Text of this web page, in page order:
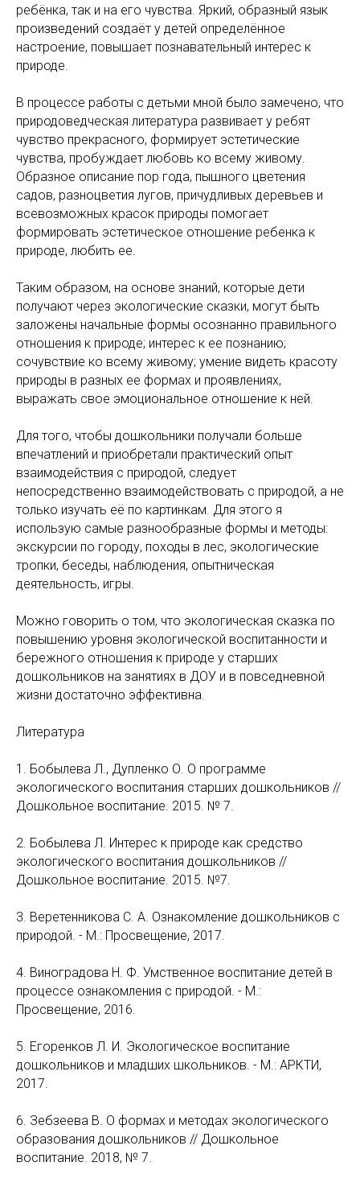
ребёнка, так и на его чувства. Яркий, образный язык
произведений создаёт у детей определённое
настроение, повышает познавательный интерес к
природе.
В процессе работы с детьми мной было замечено, что
природоведческая литература развивает у ребят
чувство прекрасного, формирует эстетические
чувства, пробуждает любовь ко всему живому.
Образное описание пор года, пышного цветения
садов, разноцветия лугов, причудливых деревьев и
всевозможных красок природы помогает
формировать эстетическое отношение ребенка к
природе, любить ее.
Таким образом, на основе знаний, которые дети
получают через экологические сказки, могут быть
заложены начальные формы осознанно правильного
отношения к природе; интерес к ее познанию;
сочувствие ко всему живому; умение видеть красоту
природы в разных ее формах и проявлениях,
выражать свое эмоциональное отношение к ней.
Для того, чтобы дошкольники получали больше
впечатлений и приобретали практический опыт
взаимодействия с природой, следует
непосредственно взаимодействовать с природой, а не
только изучать её по картинкам. Для этого я
использую самые разнообразные формы и методы:
экскурсии по городу, походы в лес, экологические
тропки, беседы, наблюдения, опытническая
деятельность, игры.
Можно говорить о том, что экологическая сказка по
повышению уровня экологической воспитанности и
бережного отношения к природе у старших
дошкольников на занятиях в ДОУ и в повседневной
жизни достаточно эффективна.
Литература
1. Бобылева Л., Дупленко О. О программе
экологического воспитания старших дошкольников //
Дошкольное воспитание. 2015. № 7.
2. Бобылева Л. Интерес к природе как средство
экологического воспитания дошкольников //
Дошкольное воспитание. 2015. №7.
3. Веретенникова С. А. Ознакомление дошкольников с
природой. - М.: Просвещение, 2017.
4. Виноградова Н. Ф. Умственное воспитание детей в
процессе ознакомления с природой. - М.:
Просвещение, 2016.
5. Егоренков Л. И. Экологическое воспитание
дошкольников и младших школьников. - М.: АРКТИ,
2017.
6. Зебзеева В. О формах и методах экологического
образования дошкольников // Дошкольное
воспитание. 2018, № 7.